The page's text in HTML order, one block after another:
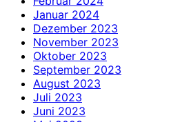
Januar 2024
Dezember 2023
November 2023
Oktober 2023
September 2023
August 2023
Juli 2023
Juni 2023